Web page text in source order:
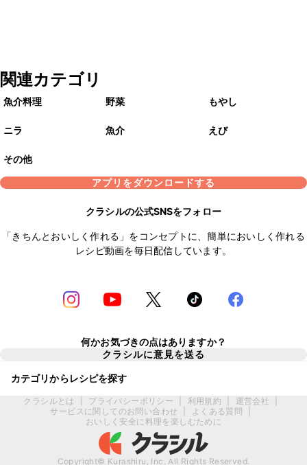
関連カテゴリ
魚介料理 野菜 もやし
ニラ 魚介 えび
その他
アプリをダウンロードする
クラシルの公式SNSをフォロー
「きちんとおいしく作れる」をコンセプトに、簡単においしく作れる
レシピ動画を毎日配信しています。
何かお気づきの点はありますか？
クラシルに意見を送る
カテゴリからレシピを探す
クラシルとは プライバシーポリシー 利用規約 運営会社
サービスに関してのお問い合わせ
よくある質問
おいしく安全に料理を楽しむために
Copyright© Kurashiru, Inc. All Rights Reserved.